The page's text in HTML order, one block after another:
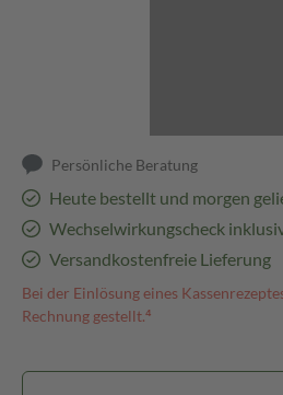
Persönliche Beratung
Heute bestellt und morgen
Wechselwirkungscheck
Versandkostenfreie Lieferung
Bei der Einlösung eines
Rechnung gestellt.⁴